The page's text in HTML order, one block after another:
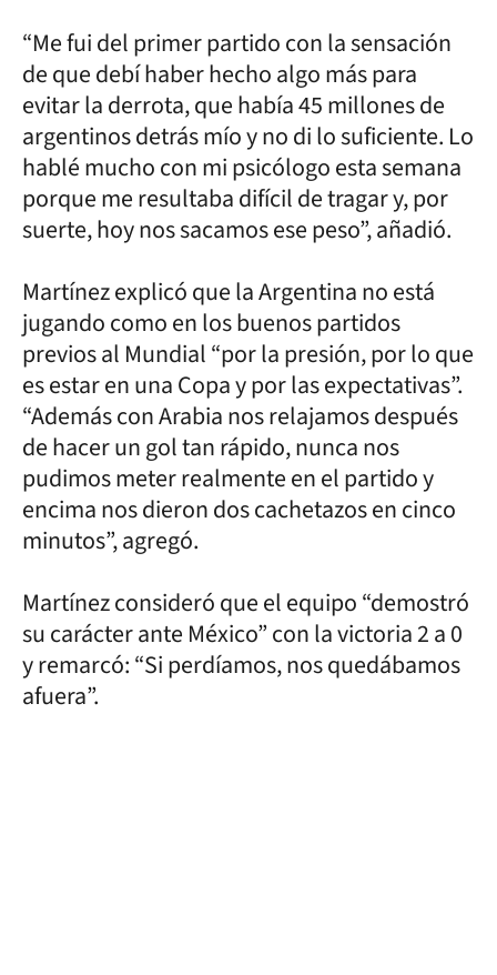
“Me fui del primer partido con la sensación
de que debí haber hecho algo más para
evitar la derrota, que había 45 millones de
argentinos detrás mío y no di lo suficiente. Lo
hablé mucho con mi psicólogo esta semana
porque me resultaba difícil de tragar y, por
suerte, hoy nos sacamos ese peso”, añadió.
Martínez explicó que la Argentina no está
jugando como en los buenos partidos
previos al Mundial “por la presión, por lo que
es estar en una Copa y por las expectativas”.
“Además con Arabia nos relajamos después
de hacer un gol tan rápido, nunca nos
pudimos meter realmente en el partido y
encima nos dieron dos cachetazos en cinco
minutos”, agregó.
Martínez consideró que el equipo “demostró
su carácter ante México” con la victoria 2 a 0
y remarcó: “Si perdíamos, nos quedábamos
afuera”.